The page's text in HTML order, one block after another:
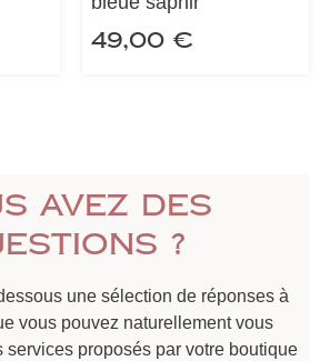
49,00 €
avez des
?
une sélection de réponses à
vous pouvez naturellement vous
services proposés par votre boutique